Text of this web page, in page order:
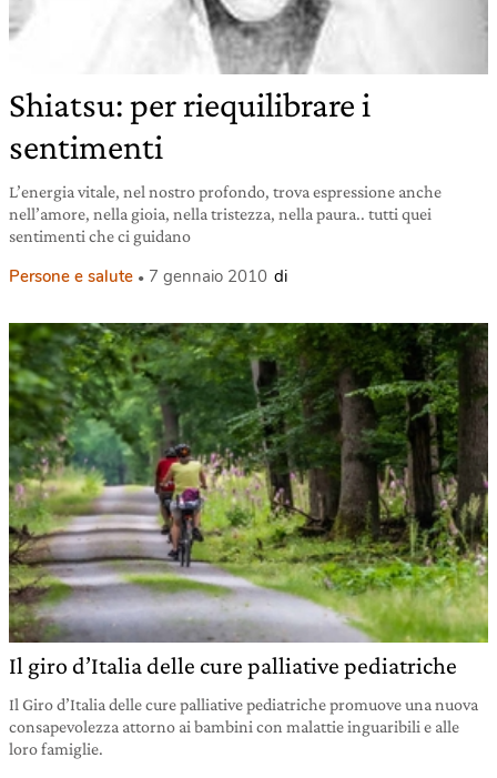
Shiatsu: per riequilibrare i
sentimenti
L’energia vitale, nel nostro profondo, trova espressione anche
nell’amore, nella gioia, nella tristezza, nella paura.. tutti quei
sentimenti che ci guidano
Persone e salute 7 gennaio 2010 di
Il giro d’Italia delle cure palliative pediatriche
Il Giro d’Italia delle cure palliative pediatriche promuove una nuova
consapevolezza attorno ai bambini con malattie inguaribili e alle
loro famiglie.